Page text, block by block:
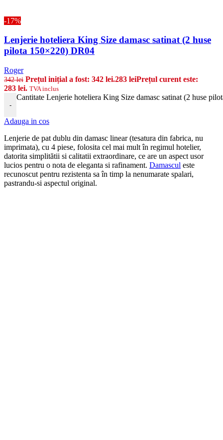
-17%
Lenjerie hoteliera King Size damasc satinat (2 huse
pilota 150×220) DR04
Roger
342lei Prețul inițial a fost: 342 lei.283 leiPrețul curent este:
283 lei. TVA inclus
-
Cantitate Lenjerie hoteliera King Size damasc satinat (2 huse
Adauga in cos
Lenjerie de pat dublu din damasc linear (tesatura din fabrica, nu
imprimata), cu 4 piese, folosita cel mai mult în regimul hotelier,
datorita simplitătii si calitatii extraordinare, ce are un aspect usor
lucios pentru o nota de eleganta si rafinament. Damascul este
recunoscut pentru rezistenta sa în timp la nenumarate spalari,
pastrandu-si aspectul original.